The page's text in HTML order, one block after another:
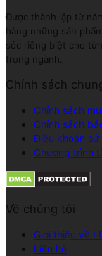
Được thành lập từ
hàng những sản
sóc riêng biệt cho
trong ngành.
Chính sách
Chính sách
Chính sách
Điều khoản sử
Chương trình
Về chúng tôi
Giới thiệu về
Liên hệ